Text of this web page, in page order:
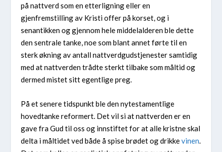
på nattverd som en etterligning eller en
gjenfremstilling av Kristi offer på korset, og i
senantikken og gjennom hele middelalderen ble dette
den sentrale tanke, noe som blant annet førte til en
sterk økning av antall nattverdgudstjenester samtidig
med at nattverden trådte sterkt tilbake som måltid og
dermed mistet sitt egentlige preg.
På et senere tidspunkt ble den nytestamentlige
hovedtanke reformert. Det vil si at nattverden er en
gave fra Gud til oss og innstiftet for at alle kristne skal
delta i måltidet ved både å spise brødet og drikkevinen.